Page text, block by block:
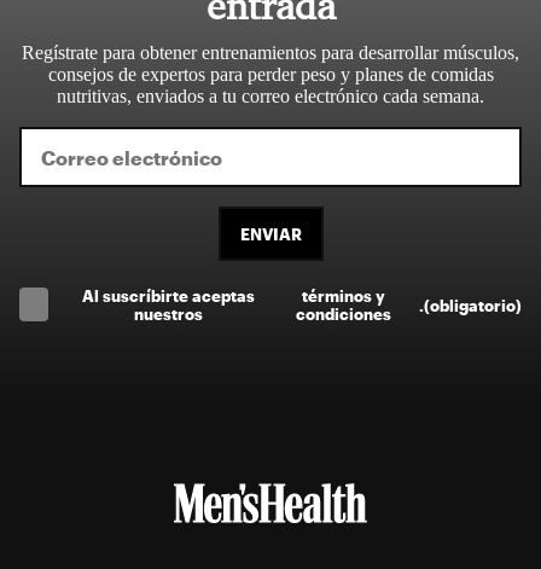
Regístrate para obtener entrenamientos para desarrollar músculos,
consejos de expertos para perder peso y planes de comidas
nutritivas, enviados a tu correo electrónico cada semana.
ENVIAR
Al suscríbirte aceptas
nuestros
términos y
condiciones
(obligatorio)